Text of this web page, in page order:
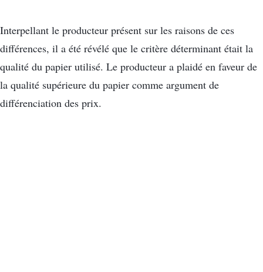
Interpellant le producteur présent sur les raisons de ces
différences, il a été révélé que le critère déterminant était la
qualité du papier utilisé. Le producteur a plaidé en faveur de
la qualité supérieure du papier comme argument de
différenciation des prix.